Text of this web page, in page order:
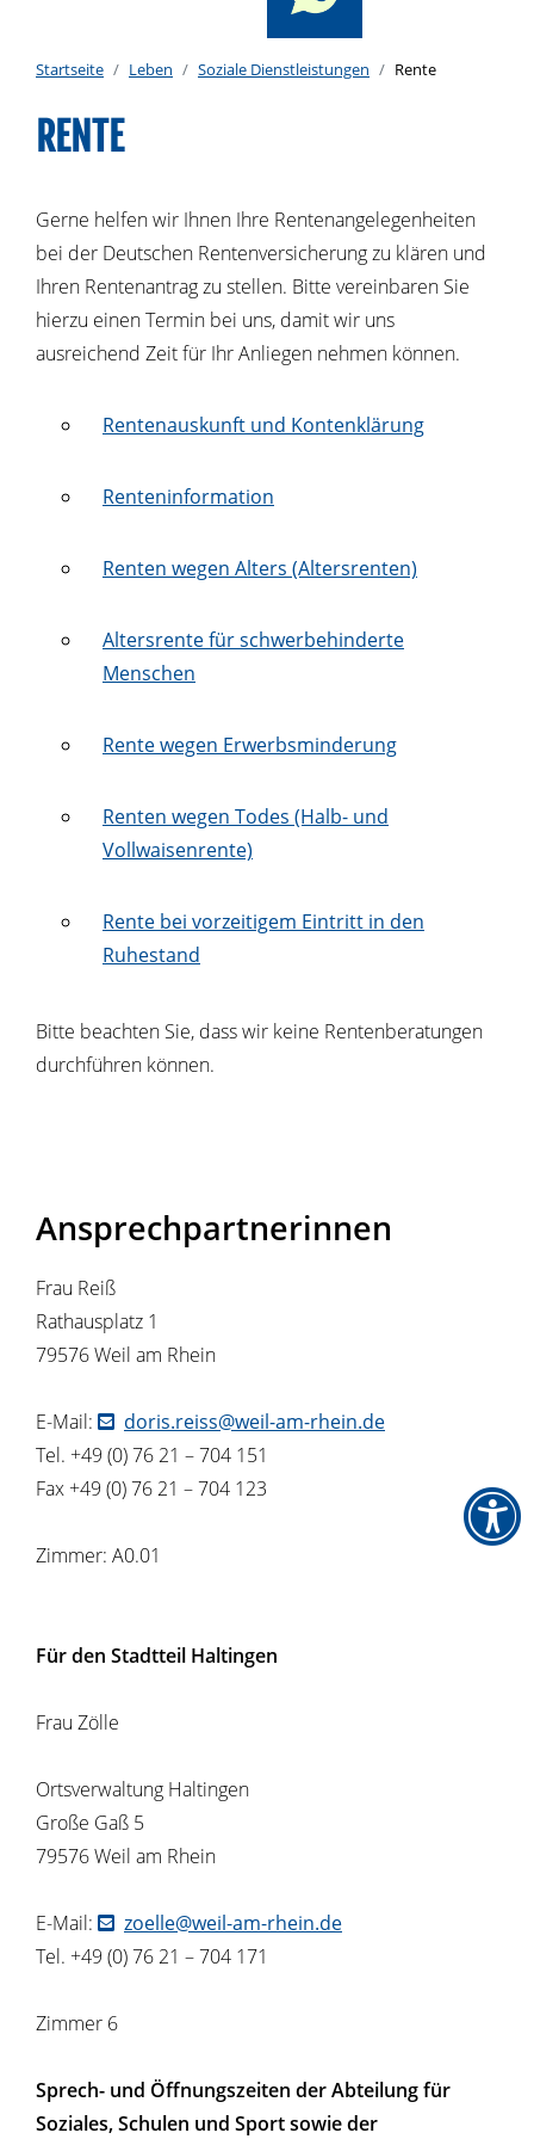
Startseite Leben Soziale Dienstleistungen Rente
RENTE
Gerne helfen wir Ihnen Ihre Rentenangelegenheiten
bei der Deutschen Rentenversicherung zu klären und
Ihren Rentenantrag zu stellen. Bitte vereinbaren Sie
hierzu einen Termin bei uns, damit wir uns
ausreichend Zeit für Ihr Anliegen nehmen können.
Rentenauskunft und Kontenklärung
Renteninformation
Renten wegen Alters (Altersrenten)
Altersrente für schwerbehinderte
Menschen
Rente wegen Erwerbsminderung
Renten wegen Todes (Halb- und
Vollwaisenrente)
Rente bei vorzeitigem Eintritt in den
Ruhestand
Bitte beachten Sie, dass wir keine Rentenberatungen
durchführen können.
Ansprechpartnerinnen
Frau Reiß
Rathausplatz 1
79576 Weil am Rhein
E-Mail:
doris.reiss@weil-am-rhein.de
Tel. +49 (0) 76 21 – 704 151
Fax +49 (0) 76 21 – 704 123
Zimmer: A0.01
Für den Stadtteil Haltingen
Frau Zölle
Ortsverwaltung Haltingen
Große Gaß 5
79576 Weil am Rhein
E-Mail:
zoelle@weil-am-rhein.de
Tel. +49 (0) 76 21 – 704 171
Zimmer 6
Sprech- und Öffnungszeiten der Abteilung für
Soziales, Schulen und Sport sowie der